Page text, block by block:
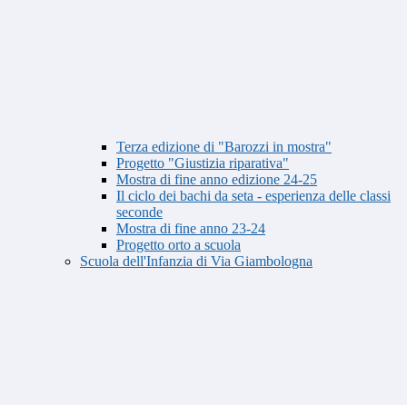
Terza edizione di "Barozzi in mostra"
Progetto "Giustizia riparativa"
Mostra di fine anno edizione 24-25
Il ciclo dei bachi da seta - esperienza delle classi
seconde
Mostra di fine anno 23-24
Progetto orto a scuola
Scuola dell'Infanzia di Via Giambologna